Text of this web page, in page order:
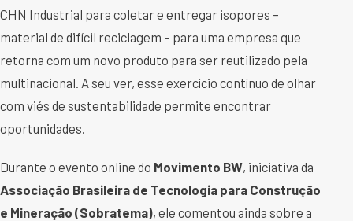
CHN Industrial para coletar e entregar isopores –
material de difícil reciclagem – para uma empresa que
retorna com um novo produto para ser reutilizado pela
multinacional. A seu ver, esse exercício contínuo de olhar
com viés de sustentabilidade permite encontrar
oportunidades.
Durante o evento online do Movimento BW, iniciativa da
Associação Brasileira de Tecnologia para Construção
e Mineração (Sobratema), ele comentou ainda sobre a